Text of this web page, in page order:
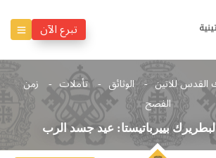
تبرع الآن
القدس للاتين الوثائق تأملات
زمن
الفصح
بييرباتيستا: عيد جسد الرب